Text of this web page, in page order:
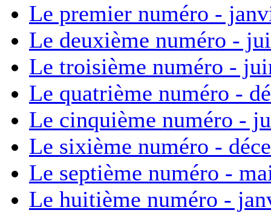
Le premier numéro -
Le deuxième numéro -
Le troisième numéro -
Le quatrième numéro -
Le cinquième numéro -
Le sixième numéro -
Le septième numéro -
Le huitième numéro -